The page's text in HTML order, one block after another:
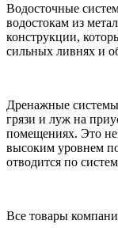
Водосточные
водостокам из
конструкции,
сильных ливнях и
Дренажные системы
грязи и луж на
помещениях. Это
высоким уровнем
отводится по
Все товары